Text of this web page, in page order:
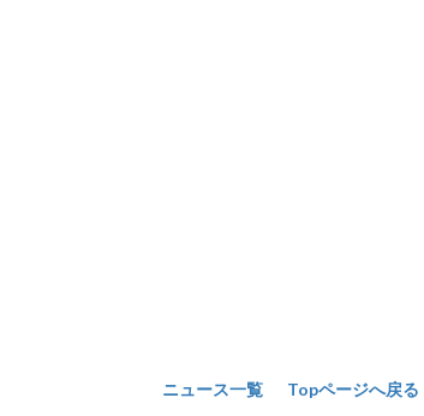
ニュース一覧 Topページへ戻る